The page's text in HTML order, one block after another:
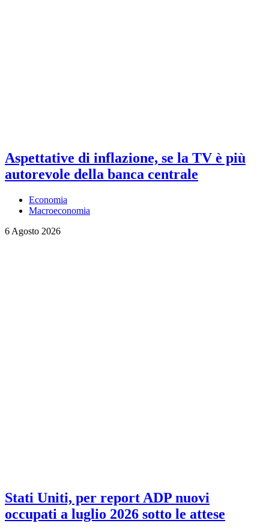
Aspettative di inflazione, se la TV è più
autorevole della banca centrale
Economia
Macroeconomia
6 Agosto 2026
Stati Uniti, per report ADP nuovi
occupati a luglio 2026 sotto le attese